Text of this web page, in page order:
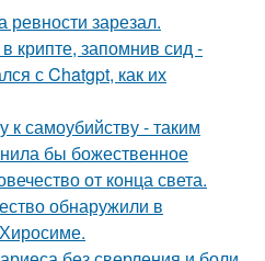
ревности зарезал.
крипте, запомнив сид -
с Chatgpt, как их
к самоубийству - таким
бы божественное
от конца света.
обнаружили в